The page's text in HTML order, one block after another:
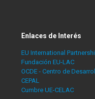
Enlaces de Interés
EU International
Fundación EU-LAC
OCDE - Centro de
CEPAL
Cumbre UE-CELAC